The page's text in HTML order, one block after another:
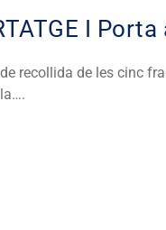
I
recollida de les cinc